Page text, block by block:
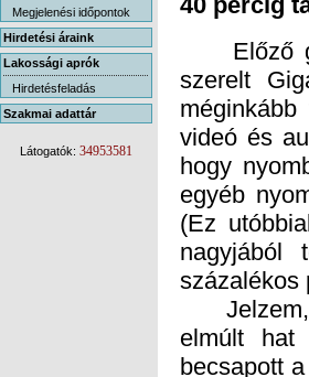
Megjelenési időpontok
Hirdetési áraink
Lakossági aprók
Hirdetésfeladás
Szakmai adattár
Látogatók: 34953581
Előző
szerelt
videó és
hogy
egyéb
(Ez
százalékos
Jelzem,
elmúlt
becsapott
(hosszan
be, és
hálózati